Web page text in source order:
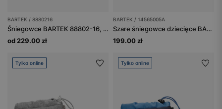
BARTEK / 8880216
Śniegowce BARTEK 88802-16, niebieski
od 229.00 zł
BARTEK / 14565005A
Szare śniegowce dziecięce BARTEK 14565005A
199.00 zł
Tylko online Tylko online